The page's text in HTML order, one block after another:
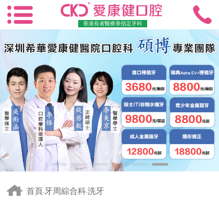
香港長者醫療券指定牙科
首頁- 牙周綜合科-洗牙